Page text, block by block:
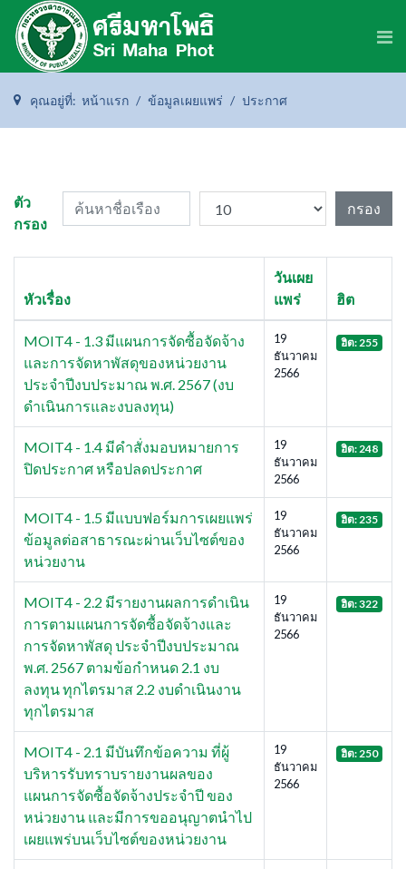
คุณอยู่ที่: หน้าแรก ข้อมูลเผยแพร่ ประกาศ
ตัว
กรอง
ค้นหาชื่อเรือง แสดง # กรอง
หัวเรื่อง
วันเผย
แพร่
ฮิต
MOIT4 - 1.3 มีแผนการจัดซื้อจัดจ้าง
และการจัดหาพัสดุของหน่วยงาน
ประจำปีงบประมาณ พ.ศ. 2567 (งบ
ดำเนินการและงบลงทุน)
19
ธันวาคม
2566
ฮิต: 255
MOIT4 - 1.4 มีคำสั่งมอบหมายการ
ปิดประกาศ หรือปลดประกาศ
19
ธันวาคม
2566
ฮิต: 248
MOIT4 - 1.5 มีแบบฟอร์มการเผยแพร่
ข้อมูลต่อสาธารณะผ่านเว็บไซต์ของ
หน่วยงาน
19
ธันวาคม
2566
ฮิต: 235
MOIT4 - 2.2 มีรายงานผลการดำเนิน
การตามแผนการจัดซื้อจัดจ้างและ
การจัดหาพัสดุ ประจำปีงบประมาณ
พ.ศ. 2567 ตามข้อกำหนด 2.1 งบ
ลงทุน ทุกไตรมาส 2.2 งบดำเนินงาน
ทุกไตรมาส
19
ธันวาคม
2566
ฮิต: 322
MOIT4 - 2.1 มีบันทึกข้อความ ที่ผู้
บริหารรับทราบรายงานผลของ
แผนการจัดซื้อจัดจ้างประจำปี ของ
หน่วยงาน และมีการขออนุญาตนำไป
เผยแพร่บนเว็บไซต์ของหน่วยงาน
19
ธันวาคม
2566
ฮิต: 250